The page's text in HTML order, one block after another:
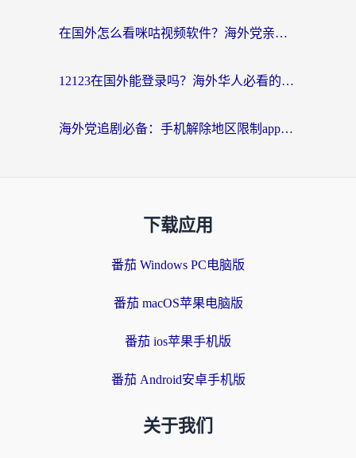
在国外怎么看咪咕视频软件？海外党亲测有效的回国加速方案
12123在国外能登录吗？海外华人必看的回国加速实用指南
海外党追剧必备：手机解除地区限制app怎么选？解决央视视频&国内剧地区限制全指南
下载应用
番茄 Windows PC电脑版
番茄 macOS苹果电脑版
番茄 ios苹果手机版
番茄 Android安卓手机版
关于我们